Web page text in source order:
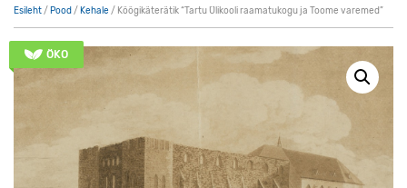
Esileht/ Pood / Kehale / Köögikäterätik “Tartu Ülikooli raamatukogu ja Toome varemed”
ÖKO